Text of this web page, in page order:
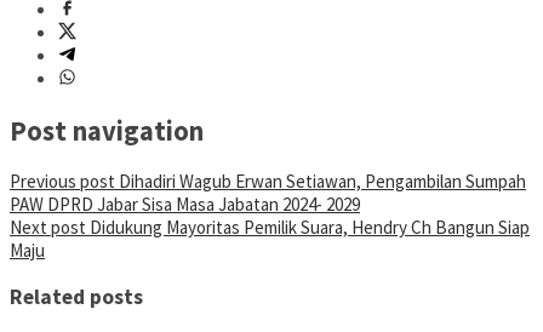
Post navigation
Previous post Dihadiri Wagub Erwan Setiawan, Pengambilan Sumpah
PAW DPRD Jabar Sisa Masa Jabatan 2024- 2029
Next post Didukung Mayoritas Pemilik Suara, Hendry Ch Bangun Siap
Maju
Related posts